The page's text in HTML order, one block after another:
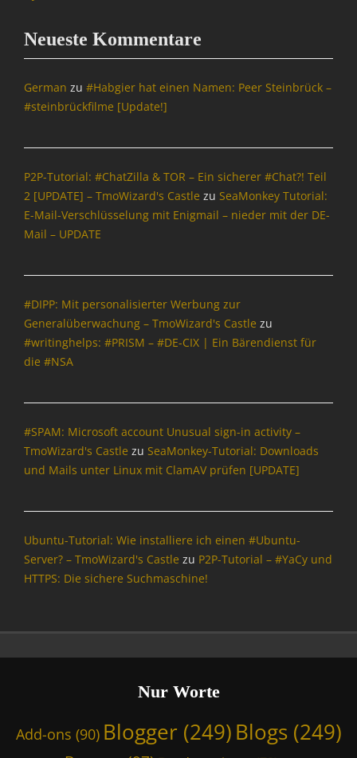
o
t
o
,
O
p
e
c
e
Tags
-
o
B
c
h
r
g
Neueste Kommentare
German zu #Habgier hat einen Namen: Peer Steinbrück –
#steinbrückfilme [Update!]
P2P-Tutorial: #ChatZilla & TOR – Ein sicherer #Chat?! Teil
2 [UPDATE] – TmoWizard's Castle zu SeaMonkey Tutorial:
E-Mail-Verschlüsselung mit Enigmail – nieder mit der DE-
Mail – UPDATE
#DIPP: Mit personalisierter Werbung zur
Generalüberwachung – TmoWizard's Castle zu
#writinghelps: #PRISM – #DE-CIX | Ein Bärendienst für
die #NSA
#SPAM: Microsoft account Unusual sign-in activity –
TmoWizard's Castle zu SeaMonkey-Tutorial: Downloads
und Mails unter Linux mit ClamAV prüfen [UPDATE]
Ubuntu-Tutorial: Wie installiere ich einen #Ubuntu-
Server? – TmoWizard's Castle zu P2P-Tutorial – #YaCy und
HTTPS: Die sichere Suchmaschine!
Nur Worte
Add-ons (90) Blogger (249) Blogs(249)